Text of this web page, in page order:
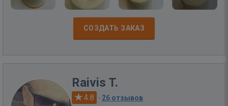
СОЗДАТЬ ЗАКАЗ
Raivis T.
4.8 · 26 отзывов